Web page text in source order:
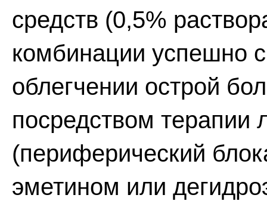
средств (0,5%
комбинации успешно
облегчении острой
посредством терапии
(периферический
эметином или